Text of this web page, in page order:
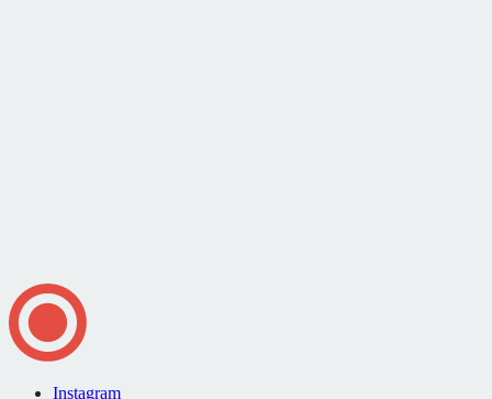
Instagram